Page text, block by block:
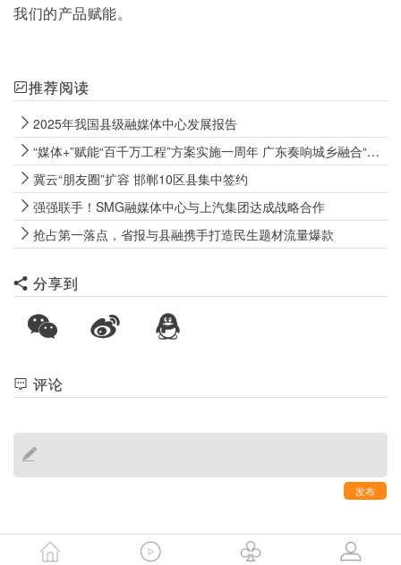
我们的产品赋能。
推荐阅读
2025年我国县级融媒体中心发展报告
“媒体+”赋能“百千万工程”方案实施一周年 广东奏响城乡融合“大合唱”
冀云“朋友圈”扩容 邯郸10区县集中签约
强强联手！SMG融媒体中心与上汽集团达成战略合作
抢占第一落点，省报与县融携手打造民生题材流量爆款
分享到
评论
发布